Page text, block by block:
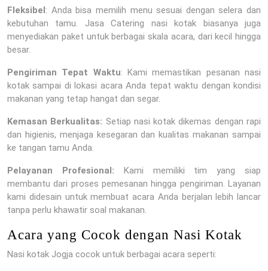
Fleksibel: Anda bisa memilih menu sesuai dengan selera dan
kebutuhan tamu. Jasa Catering nasi kotak biasanya juga
menyediakan paket untuk berbagai skala acara, dari kecil hingga
besar.
Pengiriman Tepat Waktu: Kami memastikan pesanan nasi
kotak sampai di lokasi acara Anda tepat waktu dengan kondisi
makanan yang tetap hangat dan segar.
Kemasan Berkualitas: Setiap nasi kotak dikemas dengan rapi
dan higienis, menjaga kesegaran dan kualitas makanan sampai
ke tangan tamu Anda.
Pelayanan Profesional: Kami memiliki tim yang siap
membantu dari proses pemesanan hingga pengiriman. Layanan
kami didesain untuk membuat acara Anda berjalan lebih lancar
tanpa perlu khawatir soal makanan.
Acara yang Cocok dengan Nasi Kotak
Nasi kotak Jogja cocok untuk berbagai acara seperti: